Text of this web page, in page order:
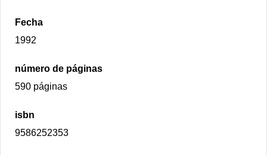
Fecha
1992
número de páginas
590 páginas
isbn
9586252353